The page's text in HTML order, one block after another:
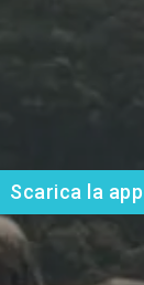
Scarica la app